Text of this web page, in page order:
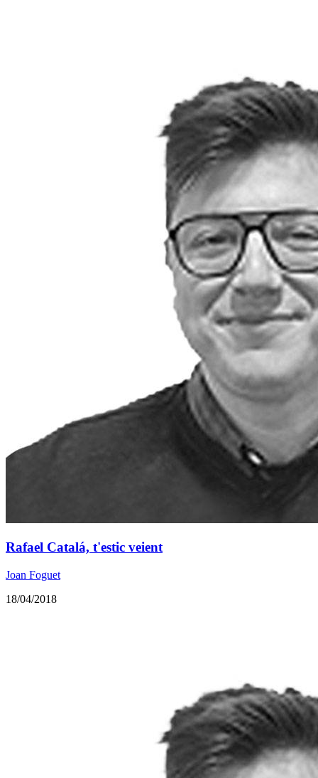
Rafael Catalá, t'estic veient
Joan Foguet
18/04/2018